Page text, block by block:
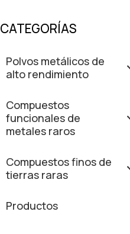
CATEGORÍAS
Polvos metálicos de
alto rendimiento
Compuestos
funcionales de
metales raros
Compuestos finos de
tierras raras
Productos